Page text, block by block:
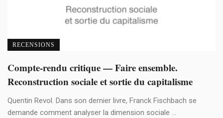
RECENSIONS
Compte-rendu critique — Faire ensemble.
Reconstruction sociale et sortie du capitalisme
Quentin Revol. Dans son dernier livre, Franck Fischbach se
demande comment analyser la dimension sociale ...